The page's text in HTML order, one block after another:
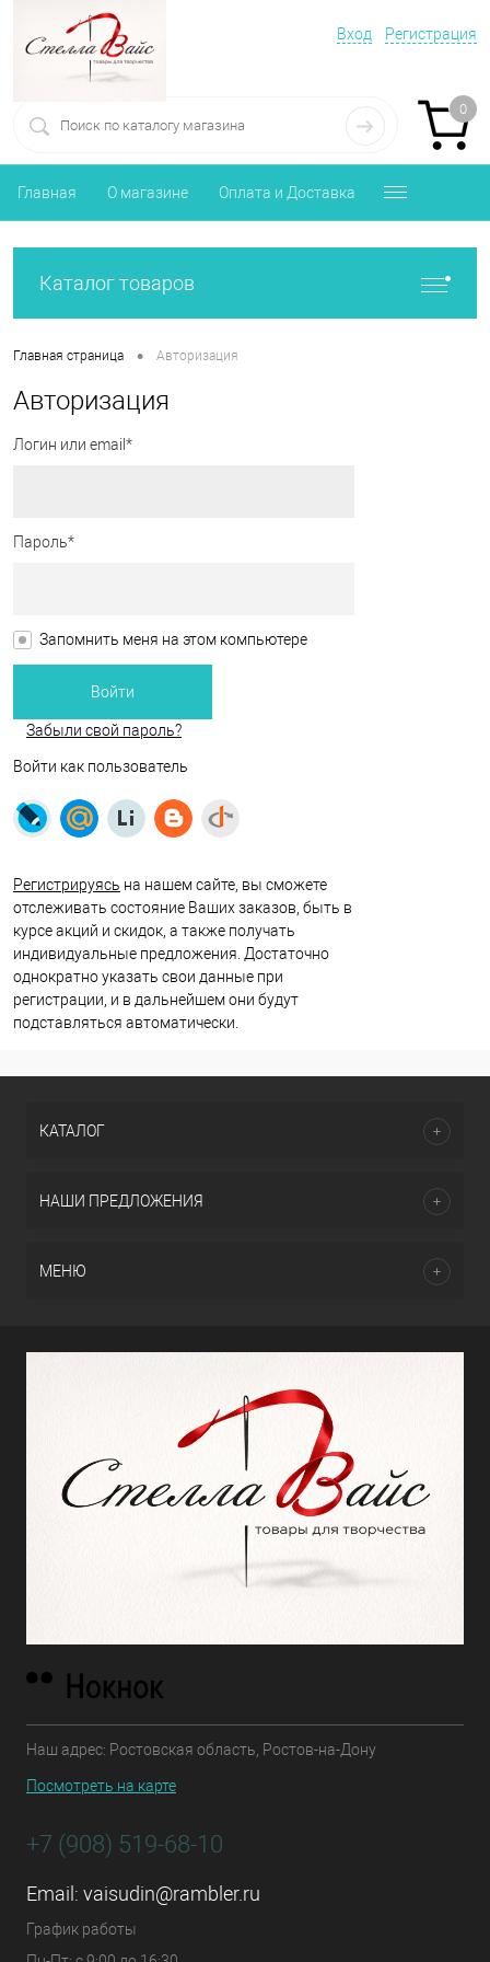
Вход Регистрация
0
Главная О магазине Оплата и Доставка
Каталог товаров
Главная страница • Авторизация
Авторизация
Логин или email*
Пароль*
Запомнить меня на этом компьютере
Забыли свой пароль?
Войти как пользователь
Регистрируясь на нашем сайте, вы сможете
отслеживать состояние Ваших заказов, быть в
курсе акций и скидок, а также получать
индивидуальные предложения. Достаточно
однократно указать свои данные при
регистрации, и в дальнейшем они будут
подставляться автоматически.
КАТАЛОГ
НАШИ ПРЕДЛОЖЕНИЯ
МЕНЮ
Наш адрес: Ростовская область, Ростов-на-Дону
Посмотреть на карте
+7 (908) 519-68-10
Email: vaisudin@rambler.ru
График работы